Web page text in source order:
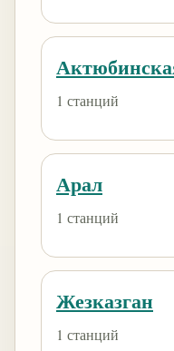
1 станций
Арал
1 станций
Жезказган
1 станций